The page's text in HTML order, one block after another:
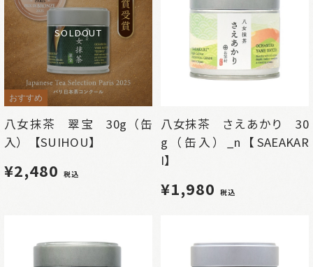
SOLDOUT
おすすめ
八女抹茶 翠宝 30g（缶
入）【SUIHOU】
¥2,480 税込
八女抹茶 さえあかり 30
g（缶入）_n【SAEAKAR
I】
¥1,980 税込